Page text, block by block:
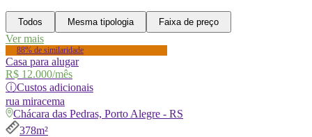
Todos Mesma tipologia Faixa de preço
Ver mais
88% de similaridade
Casa para alugar
R$ 12.000/mês
ⓘCustos adicionais
rua miracema
Chácara das Pedras, Porto Alegre - RS
378m²